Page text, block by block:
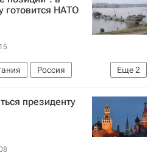
завод
НАТО
Еще2
Россия
президенту